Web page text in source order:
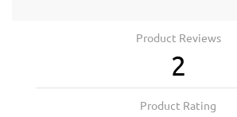
Product Reviews
2
Product Rating